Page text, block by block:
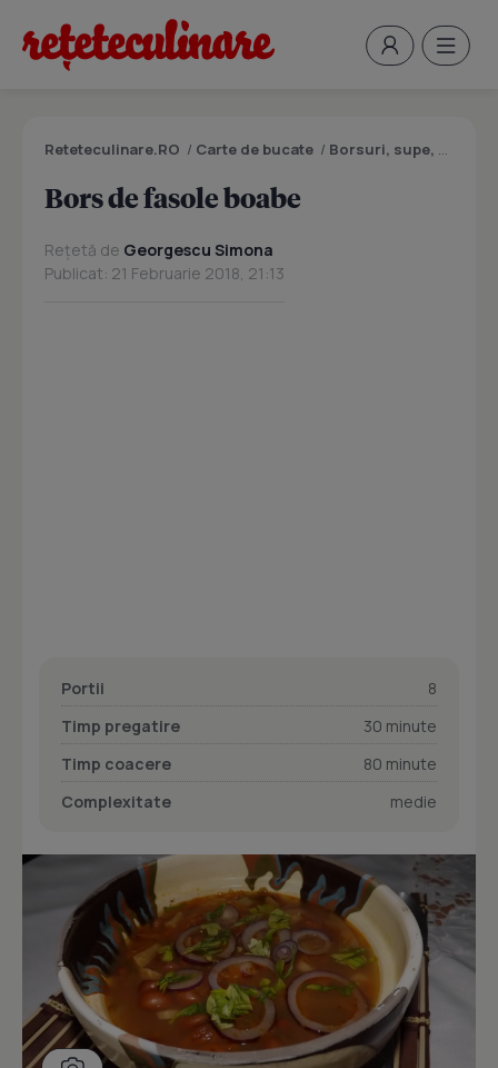
Reteteculinare.RO / Carte de bucate / Borsuri, supe, ciorbe
Bors de fasole boabe
Rețetă de Georgescu Simona
Publicat: 21 Februarie 2018, 21:13
Portii
8
Timp pregatire
30 minute
Timp coacere
80 minute
Complexitate
medie